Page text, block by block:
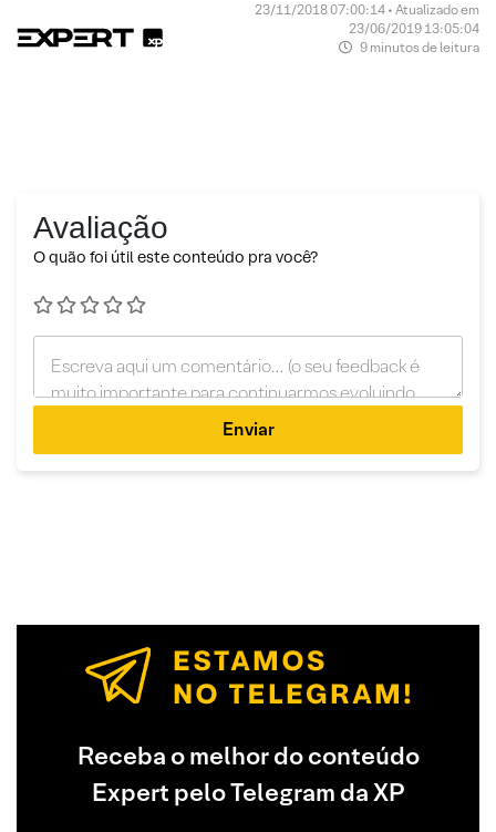
23/11/2018 07:00:14 • Atualizado em
23/06/2019 13:05:04
9 minutos de leitura
Avaliação
O quão foi útil este conteúdo pra você?
Enviar
Receba o melhor do conteúdo
Expert pelo Telegram da XP